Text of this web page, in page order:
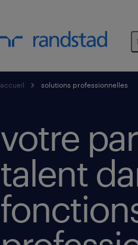
accueil solutions professionnelles
votre
talent